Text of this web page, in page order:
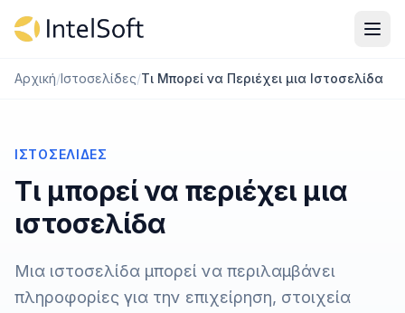
Αρχική/Ιστοσελίδες/Τι Μπορεί να Περιέχει μια Ιστοσελίδα
ΙΣΤΟΣΕΛΊΔΕΣ
Τι μπορεί να περιέχει μια
ιστοσελίδα
Μια ιστοσελίδα μπορεί να περιλαμβάνει
πληροφορίες για την επιχείρηση, στοιχεία